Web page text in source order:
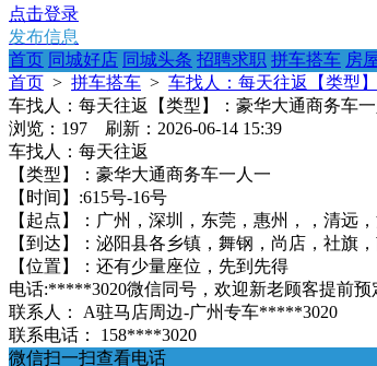
点击登录
发布信息
首页 同城好店 同城头条 招聘求职 拼车搭车 房
首页 > 拼车搭车 > 车找人：每天往返【类型
车找人：每天往返【类型】：豪华大通商务车
浏览：197 刷新：2026-06-14 15:39
车找人：每天往返
【类型】：豪华大通商务车一人一
【时间】:6️15号-16号
【起点】：广州，深圳，东莞，惠州，，清远
【到达】：泌阳县各乡镇，舞钢，尚店，社旗
【位置】：还有少量座位，先到先得
电话:*****3020微信同号，欢迎新老顾客提前预
联系人：
A驻马店周边-广州专车*****3020
联系电话：
158****3020
微信扫一扫查看电话